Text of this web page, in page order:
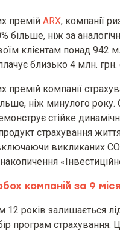
премій ARX, компанії
більше, ніж за
клієнтам понад 942
близько 4 млн.
премій компанії
ніж минулого
стійке
страхування
викликаних
компаній за 9
12 років залишається
програм страхування.